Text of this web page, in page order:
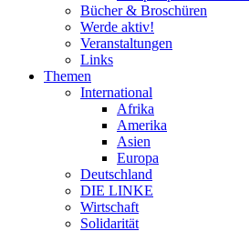
Bücher & Broschüren
Werde aktiv!
Veranstaltungen
Links
Themen
International
Afrika
Amerika
Asien
Europa
Deutschland
DIE LINKE
Wirtschaft
Solidarität